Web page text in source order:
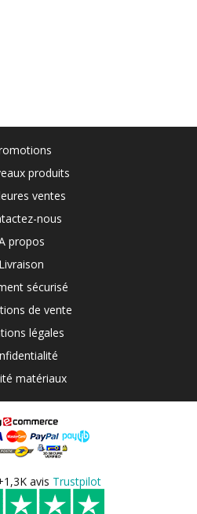
produits
ventes
nous
propos
Livraison
sécurisé
de vente
légales
matériaux
avis Trustpilot